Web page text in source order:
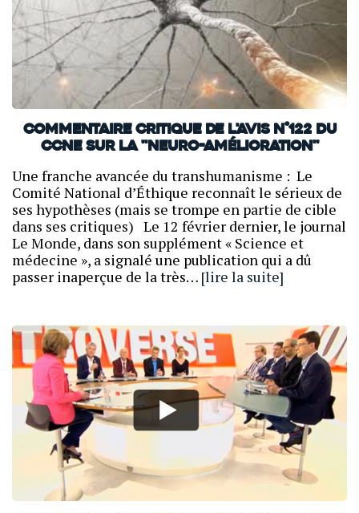
Commentaire critique de l'avis n°122 du
CCNE sur la "neuro-amélioration"
Une franche avancée du transhumanisme : Le
Comité National d’Éthique reconnaît le sérieux de
ses hypothèses (mais se trompe en partie de cible
dans ses critiques) Le 12 février dernier, le journal
Le Monde, dans son supplément « Science et
médecine », a signalé une publication qui a dû
passer inaperçue de la très… [lire la suite]